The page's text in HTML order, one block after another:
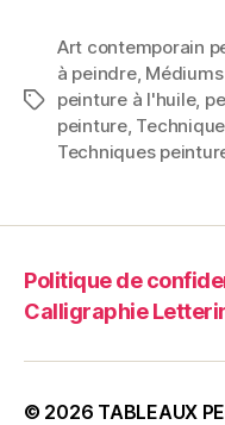
Étiquettes
Art contemporain
à peindre,
peinture à l'huile,
peinture,
Techniques
Politique de
Calligraphie
© 2026 TABLEAUX